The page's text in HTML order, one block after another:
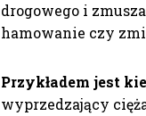
drogowego i
hamowanie czy
Przykładem jest
wyprzedzający